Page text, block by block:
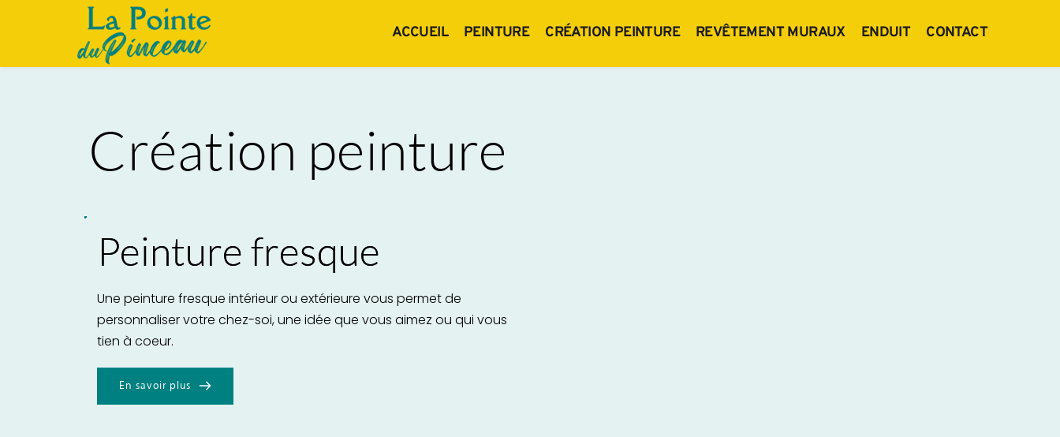
ACCUEIL PEINTURE CRÉATION PEINTURE REVÊTEMENT MURAUX ENDUIT CONTACT
Création peinture
Peinture fresque
Une peinture fresque intérieur ou extérieure vous permet de
personnaliser votre chez-soi, une idée que vous aimez ou qui vous
tien à coeur.
En savoir plus